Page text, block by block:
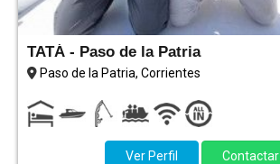
TATÁ - Paso de la Patria
Paso de la Patria, Corrientes
Ver Perfil Contactar